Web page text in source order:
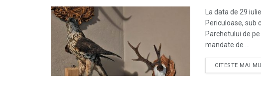
La data de 29
Periculoase, sub
Parchetului de
mandate de ...
CITESTE MAI